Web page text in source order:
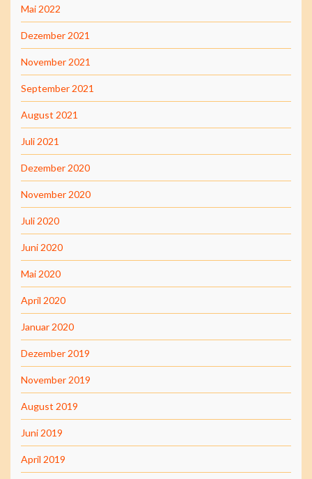
Mai 2022
Dezember 2021
November 2021
September 2021
August 2021
Juli 2021
Dezember 2020
November 2020
Juli 2020
Juni 2020
Mai 2020
April 2020
Januar 2020
Dezember 2019
November 2019
August 2019
Juni 2019
April 2019